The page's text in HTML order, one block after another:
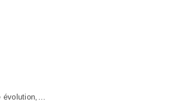
évolution,…